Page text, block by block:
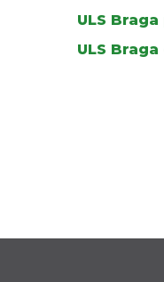
ULS
ULS